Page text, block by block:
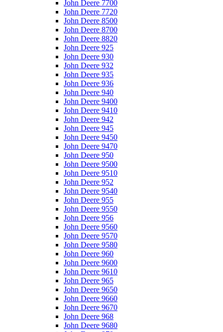
John Deere 7700
John Deere 7720
John Deere 8500
John Deere 8700
John Deere 8820
John Deere 925
John Deere 930
John Deere 932
John Deere 935
John Deere 936
John Deere 940
John Deere 9400
John Deere 9410
John Deere 942
John Deere 945
John Deere 9450
John Deere 9470
John Deere 950
John Deere 9500
John Deere 9510
John Deere 952
John Deere 9540
John Deere 955
John Deere 9550
John Deere 956
John Deere 9560
John Deere 9570
John Deere 9580
John Deere 960
John Deere 9600
John Deere 9610
John Deere 965
John Deere 9650
John Deere 9660
John Deere 9670
John Deere 968
John Deere 9680